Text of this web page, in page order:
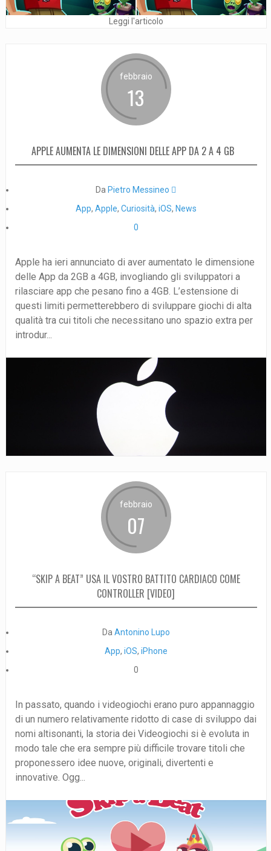
Leggi l'articolo
febbraio
13
APPLE AUMENTA LE DIMENSIONI DELLE APP DA 2 A 4 GB
Da Pietro Messineo 
App, Apple, Curiosità, iOS, News
0
Apple ha ieri annunciato di aver aumentato le dimensione
delle App da 2GB a 4GB, invogliando gli sviluppatori a
rilasciare app che pesano fino a 4GB. L’estensione di
questi limiti permetterebbero di sviluppare giochi di alta
qualità tra cui titoli che necessitano uno spazio extra per
introdur...
febbraio
07
“SKIP A BEAT” USA IL VOSTRO BATTITO CARDIACO COME
CONTROLLER [VIDEO]
Da Antonino Lupo
App, iOS, iPhone
0
In passato, quando i videogiochi erano puro appannaggio
di un numero relativamente ridotto di case di sviluppo dai
nomi altisonanti, la storia dei Videogiochi si è evoluta in
modo tale che era sempre più difficile trovare titoli che
proponessero idee nuove, originali, divertenti e
innovative. Ogg...